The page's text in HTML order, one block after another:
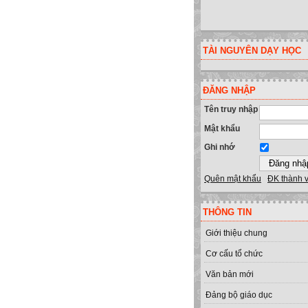
TÀI NGUYÊN DẠY HỌC
ĐĂNG NHẬP
Tên truy nhập
Mật khẩu
Ghi nhớ
Quên mật khẩu ĐK thành
THÔNG TIN
Giới thiệu chung
Cơ cấu tổ chức
Văn bản mới
Đảng bộ giáo dục